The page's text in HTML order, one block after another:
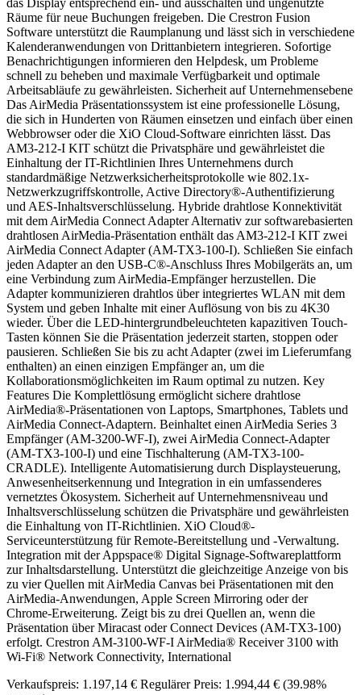
das Display entsprechend ein- und ausschalten und ungenutzte
Räume für neue Buchungen freigeben. Die Crestron Fusion
Software unterstützt die Raumplanung und lässt sich in verschiedene
Kalenderanwendungen von Drittanbietern integrieren. Sofortige
Benachrichtigungen informieren den Helpdesk, um Probleme
schnell zu beheben und maximale Verfügbarkeit und optimale
Arbeitsabläufe zu gewährleisten. Sicherheit auf Unternehmensebene
Das AirMedia Präsentationssystem ist eine professionelle Lösung,
die sich in Hunderten von Räumen einsetzen und einfach über einen
Webbrowser oder die XiO Cloud-Software einrichten lässt. Das
AM3-212-I KIT schützt die Privatsphäre und gewährleistet die
Einhaltung der IT-Richtlinien Ihres Unternehmens durch
standardmäßige Netzwerksicherheitsprotokolle wie 802.1x-
Netzwerkzugriffskontrolle, Active Directory®-Authentifizierung
und AES-Inhaltsverschlüsselung. Hybride drahtlose Konnektivität
mit dem AirMedia Connect Adapter Alternativ zur softwarebasierten
drahtlosen AirMedia-Präsentation enthält das AM3-212-I KIT zwei
AirMedia Connect Adapter (AM-TX3-100-I). Schließen Sie einfach
jeden Adapter an den USB-C®-Anschluss Ihres Mobilgeräts an, um
eine Verbindung zum AirMedia-Empfänger herzustellen. Die
Adapter kommunizieren drahtlos über integriertes WLAN mit dem
System und geben Inhalte mit einer Auflösung von bis zu 4K30
wieder. Über die LED-hintergrundbeleuchteten kapazitiven Touch-
Tasten können Sie die Präsentation jederzeit starten, stoppen oder
pausieren. Schließen Sie bis zu acht Adapter (zwei im Lieferumfang
enthalten) an einen einzigen Empfänger an, um die
Kollaborationsmöglichkeiten im Raum optimal zu nutzen. Key
Features Die Komplettlösung ermöglicht sichere drahtlose
AirMedia®-Präsentationen von Laptops, Smartphones, Tablets und
AirMedia Connect-Adaptern. Beinhaltet einen AirMedia Series 3
Empfänger (AM-3200-WF-I), zwei AirMedia Connect-Adapter
(AM-TX3-100-I) und eine Tischhalterung (AM-TX3-100-
CRADLE). Intelligente Automatisierung durch Displaysteuerung,
Anwesenheitserkennung und Integration in ein umfassenderes
vernetztes Ökosystem. Sicherheit auf Unternehmensniveau und
Inhaltsverschlüsselung schützen die Privatsphäre und gewährleisten
die Einhaltung von IT-Richtlinien. XiO Cloud®-
Serviceunterstützung für Remote-Bereitstellung und -Verwaltung.
Integration mit der Appspace® Digital Signage-Softwareplattform
zur Inhaltsdarstellung. Unterstützt die gleichzeitige Anzeige von bis
zu vier Quellen mit AirMedia Canvas bei Präsentationen mit den
AirMedia-Anwendungen, Apple Screen Mirroring oder der
Chrome-Erweiterung. Zeigt bis zu drei Quellen an, wenn die
Präsentation über Miracast oder Connect Devices (AM-TX3-100)
erfolgt. Crestron AM-3100-WF-I AirMedia® Receiver 3100 with
Wi-Fi® Network Connectivity, International
Verkaufspreis: 1.197,14 € Regulärer Preis: 1.994,44 € (39.98%